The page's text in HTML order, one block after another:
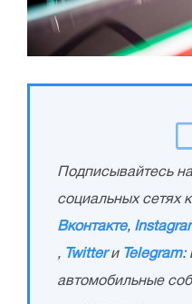
Подписывайтесь
социальных сетях
Вконтакте,
, Twitterи Telegram:
автомобильные